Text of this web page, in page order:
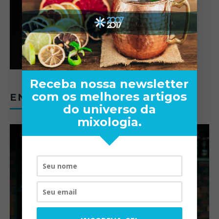
ENTREVISTAS
Receba nossa newsletter
com os melhores artigos
do universo da
mixologia.